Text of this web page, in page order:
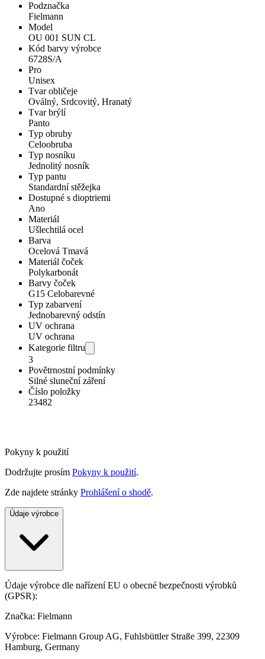
Podznačka
Fielmann
Model
OU 001 SUN CL
Kód barvy výrobce
6728S/A
Pro
Unisex
Tvar obličeje
Oválný, Srdcovitý, Hranatý
Tvar brýlí
Panto
Typ obruby
Celoobruba
Typ nosníku
Jednolitý nosník
Typ pantu
Standardní stěžejka
Dostupné s dioptriemi
Ano
Materiál
Ušlechtilá ocel
Barva
Ocelová Tmavá
Materiál čoček
Polykarbonát
Barvy čoček
G15 Celobarevné
Typ zabarvení
Jednobarevný odstín
UV ochrana
UV ochrana
Kategorie filtru
3
Povětrnostní podmínky
Silné sluneční záření
Číslo položky
23482
Pokyny k použití
Dodržujte prosím Pokyny k použití.
Zde najdete stránky Prohlášení o shodě.
Údaje výrobce
Údaje výrobce dle nařízení EU o obecné bezpečnosti výrobků
(GPSR):
Značka: Fielmann
Výrobce: Fielmann Group AG, Fuhlsbüttler Straße 399, 22309
Hamburg, Germany